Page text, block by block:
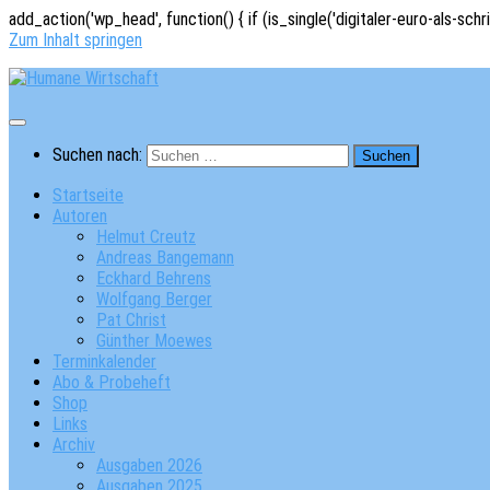
add_action('wp_head', function() { if (is_single('digitaler-euro-als-
Zum Inhalt springen
Suchen nach:
Startseite
Autoren
Helmut Creutz
Andreas Bangemann
Eckhard Behrens
Wolfgang Berger
Pat Christ
Günther Moewes
Terminkalender
Abo & Probeheft
Shop
Links
Archiv
Ausgaben 2026